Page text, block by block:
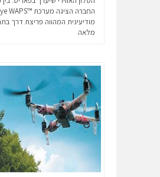
מודיעינית המהווה פריצת דרך
מלאה